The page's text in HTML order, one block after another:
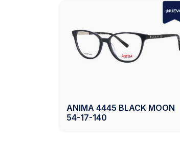
DEMI 50-20-140
AXESS 2743
140